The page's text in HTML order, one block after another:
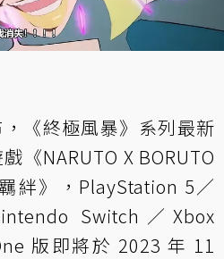
《終極風暴》系列最新
《NARUTO X BORUTO
絆》，PlayStation 5／
Switch／Xbox
版即將於 2023 年 11